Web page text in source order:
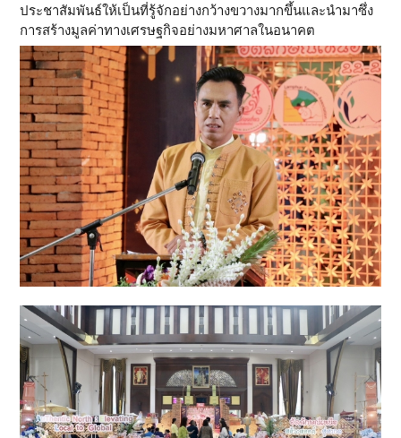
ประชาสัมพันธ์ให้เป็นที่รู้จักอย่างกว้างขวางมากขึ้นและนำมาซึ่ง
การสร้างมูลค่าทางเศรษฐกิจอย่างมหาศาลในอนาคต